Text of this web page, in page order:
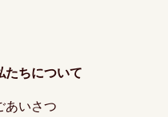
たちについて
あいさつ